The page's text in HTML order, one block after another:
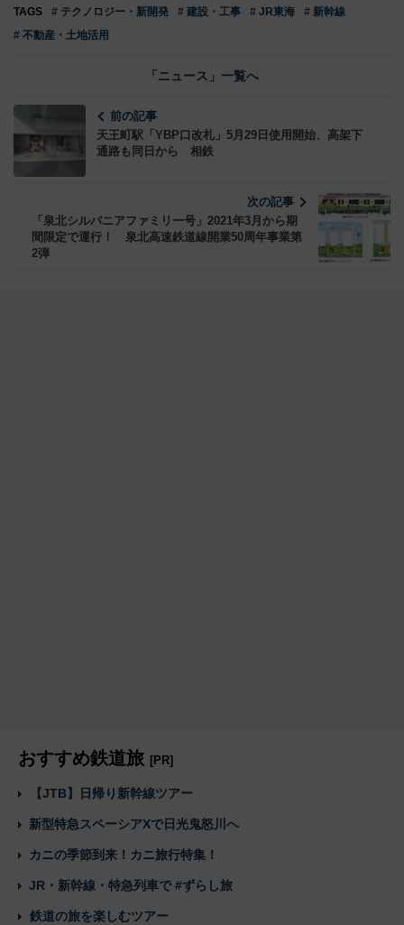
TAGS # テクノロジー・新開発 # 建設・工事 # JR東海
# 新幹線
# 不動産・土地活用
「ニュース」一覧へ
前の記事
天王町駅「YBP口改札」5月29日使用開始、高架下
通路も同日から 相鉄
次の記事
「泉北シルバニアファミリー号」2021年3月から期
間限定で運行！ 泉北高速鉄道線開業50周年事業第
2弾
おすすめ鉄道旅 [PR]
【JTB】日帰り新幹線ツアー
新型特急スペーシアXで日光鬼怒川へ
カニの季節到来！カニ旅行特集！
JR・新幹線・特急列車で #ずらし旅
鉄道の旅を楽しむツアー